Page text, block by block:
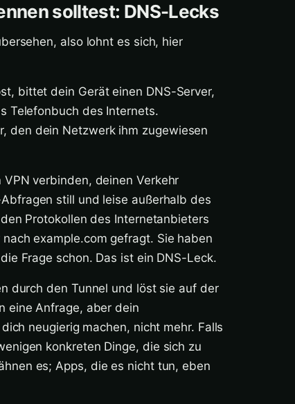
solltest: DNS-Lecks
also lohnt es sich, hier
bittet dein Gerät einen DNS-Server,
Telefonbuch des Internets.
den dein Netzwerk ihm zugewiesen
verbinden, deinen Verkehr
still und leise außerhalb des
Protokollen des Internetanbieters
example.com gefragt. Sie haben
Frage schon. Das ist ein DNS-Leck.
durch den Tunnel und löst sie auf der
eine Anfrage, aber dein
neugierig machen, nicht mehr. Falls
konkreten Dinge, die sich zu
es; Apps, die es nicht tun, eben